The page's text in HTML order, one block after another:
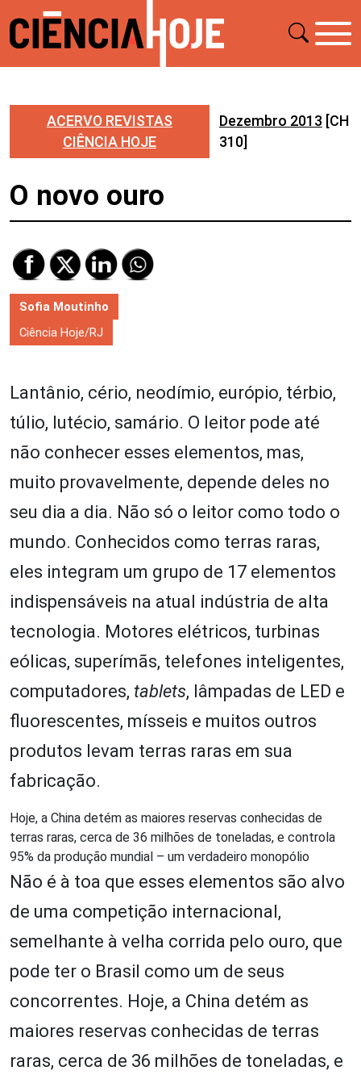
ACERVO REVISTAS
CIÊNCIA HOJE
Dezembro 2013 [CH
310]
O novo ouro
Sofia Moutinho
Ciência Hoje/RJ
Lantânio, cério, neodímio, európio, térbio,
túlio, lutécio, samário. O leitor pode até
não conhecer esses elementos, mas,
muito provavelmente, depende deles no
seu dia a dia. Não só o leitor como todo o
mundo. Conhecidos como terras raras,
eles integram um grupo de 17 elementos
indispensáveis na atual indústria de alta
tecnologia. Motores elétricos, turbinas
eólicas, superímãs, telefones inteligentes,
computadores, tablets, lâmpadas de LED e
fluorescentes, mísseis e muitos outros
produtos levam terras raras em sua
fabricação.
Hoje, a China detém as maiores reservas conhecidas de
terras raras, cerca de 36 milhões de toneladas, e controla
95% da produção mundial – um verdadeiro monopólio
Não é à toa que esses elementos são alvo
de uma competição internacional,
semelhante à velha corrida pelo ouro, que
pode ter o Brasil como um de seus
concorrentes. Hoje, a China detém as
maiores reservas conhecidas de terras
raras, cerca de 36 milhões de toneladas, e